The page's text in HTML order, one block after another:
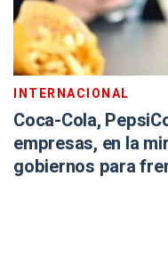
INTERNACIONAL
Coca-Cola,
empresas, en la
gobiernos para